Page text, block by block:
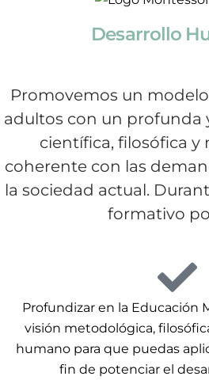
Desarrollo
Promovemos un
adultos con un profunda
científica, filosófica y
coherente con las
la sociedad actual.
formativo
Profundizar en la Educación
visión metodológica,
humano para que puedas
fin de potenciar el